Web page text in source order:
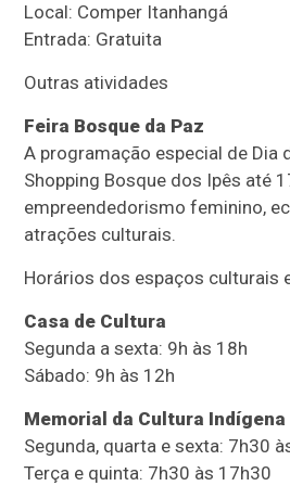
Local: Comper Itanhangá
Entrada: Gratuita
Outras atividades
Feira Bosque da Paz
A programação especial de Dia
Shopping Bosque dos Ipês até
empreendedorismo feminino,
atrações culturais.
Horários dos espaços culturais
Casa de Cultura
Segunda a sexta: 9h às 18h
Sábado: 9h às 12h
Memorial da Cultura Indígena
Segunda, quarta e sexta: 7h30
Terça e quinta: 7h30 às 17h30